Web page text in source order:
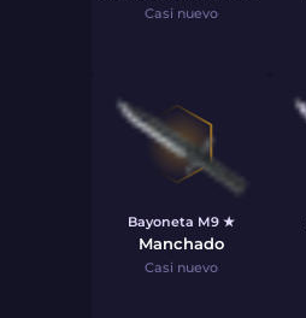
Casi nuevo
Bayoneta M9 ★
Manchado
Casi nuevo